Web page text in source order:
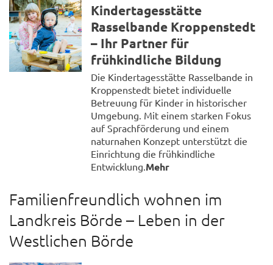
Kindertagesstätte
Rasselbande Kroppenstedt
– Ihr Partner für
frühkindliche Bildung
Die Kindertagesstätte Rasselbande in
Kroppenstedt bietet individuelle
Betreuung für Kinder in historischer
Umgebung. Mit einem starken Fokus
auf Sprachförderung und einem
naturnahen Konzept unterstützt die
Einrichtung die frühkindliche
Entwicklung.Mehr
Familienfreundlich wohnen im
Landkreis Börde – Leben in der
Westlichen Börde